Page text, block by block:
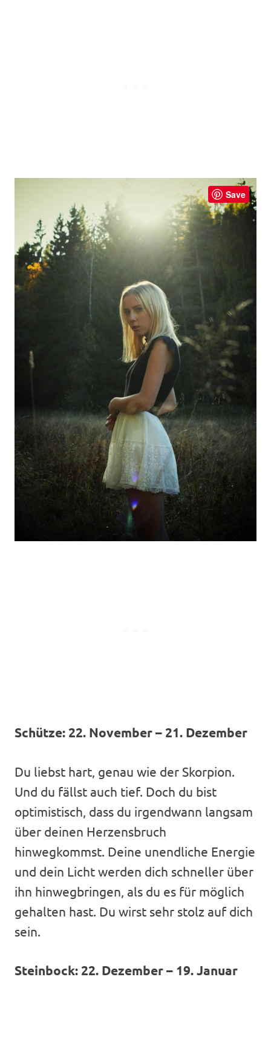
Save
Schütze: 22. November – 21. Dezember
Du liebst hart, genau wie der Skorpion.
Und du fällst auch tief. Doch du bist
optimistisch, dass du irgendwann langsam
über deinen Herzensbruch
hinwegkommst. Deine unendliche Energie
und dein Licht werden dich schneller über
ihn hinwegbringen, als du es für möglich
gehalten hast. Du wirst sehr stolz auf dich
sein.
Steinbock: 22. Dezember – 19. Januar